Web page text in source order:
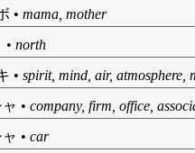
• mama, mother
• north
• spirit, mind, air, atmosphere,
• company, firm, office,
• car